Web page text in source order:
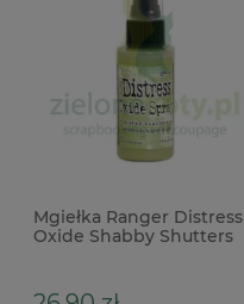
Mgiełka Ranger Distress
Oxide Shabby Shutters